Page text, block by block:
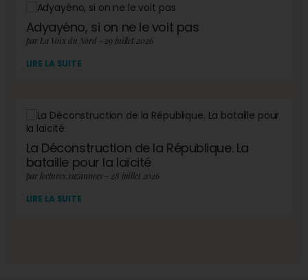
Adyayéno, si on ne le voit pas
par La Voix du Nord - 29 juillet 2026
LIRE LA SUITE
La Déconstruction de la République. La
bataille pour la laïcité
par lectures.suzannees - 28 juillet 2026
LIRE LA SUITE